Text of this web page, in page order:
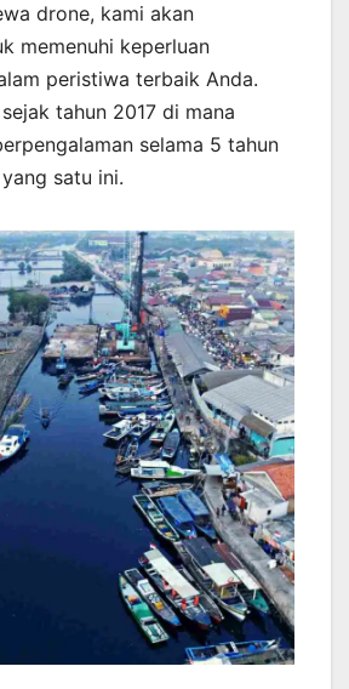
drone, kami akan
memenuhi keperluan
peristiwa terbaik Anda.
tahun 2017 di mana
selama 5 tahun
satu ini.